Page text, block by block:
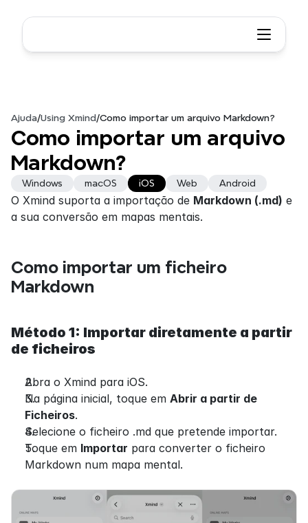
Ajuda/Using Xmind /Como importar um arquivo Markdown?
Como importar um arquivo
Markdown?
Windows macOS iOS Web Android
O Xmind suporta a importação de Markdown (.md) e
a sua conversão em mapas mentais.
Como importar um ficheiro
Markdown
Método 1: Importar diretamente a partir
de ficheiros
Abra o Xmind para iOS.
Na página inicial, toque em Abrir a partir de
Ficheiros.
Selecione o ficheiro .md que pretende importar.
Toque em Importar para converter o ficheiro
Markdown num mapa mental.